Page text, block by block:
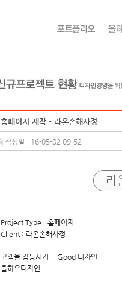
홈페이지 제작 - 라온손해사정
작성일 : 16-05-02 09:52
라
Project Type : 홈페이지
Client : 라온손해사정
고객을 감동시키는 Good 디자인
올하우디자인